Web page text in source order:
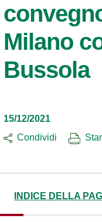
Milano
Bussola
15/12/2021
Condividi
INDICE DELLA